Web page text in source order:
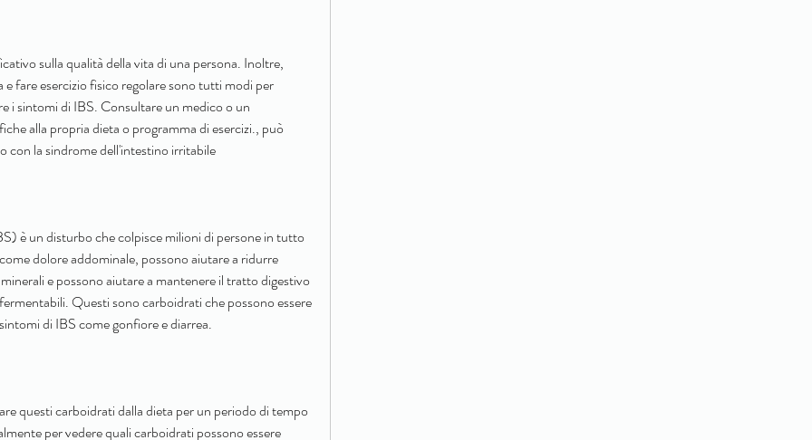
sulla qualità della vita di una persona. Inoltre,
fare esercizio fisico regolare sono tutti modi per
i sintomi di IBS. Consultare un medico o un
alla propria dieta o programma di esercizi., può
con la sindrome dell'intestino irritabile
è un disturbo che colpisce milioni di persone in tutto
dolore addominale, possono aiutare a ridurre
e possono aiutare a mantenere il tratto digestivo
Questi sono carboidrati che possono essere
di IBS come gonfiore e diarrea.
questi carboidrati dalla dieta per un periodo di tempo
per vedere quali carboidrati possono essere